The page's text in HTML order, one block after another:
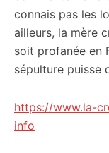
connais pas les
ailleurs, la mère
soit profanée en
sépulture puisse
https://www.la-
info